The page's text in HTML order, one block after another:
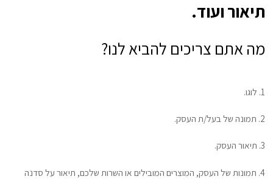
תיאור ועוד.
מה אתם צריכים להביא לנו?
1. לוגו.
2. תמונה של בעל/ת העסק.
3. תיאור העסק.
4. תמונות של העסק, המוצרים המובילים או השרות שלכם, תיאור על סדנה